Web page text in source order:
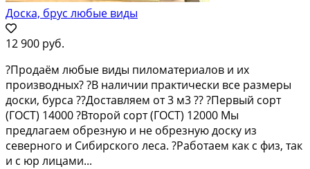
Доска, брус любые виды
12 900 руб.
?Продаём любые виды пиломатериалов и их
производных? ?В наличии практически все размеры
доски, бурса ??Доставляем от 3 м3 ?? ?Первый сорт
(ГОСТ) 14000 ?Второй сорт (ГОСТ) 12000 Мы
предлагаем обрезную и не обрезную доску из
северного и Сибирского леса. ?Работаем как с физ, так
и с юр лицами...